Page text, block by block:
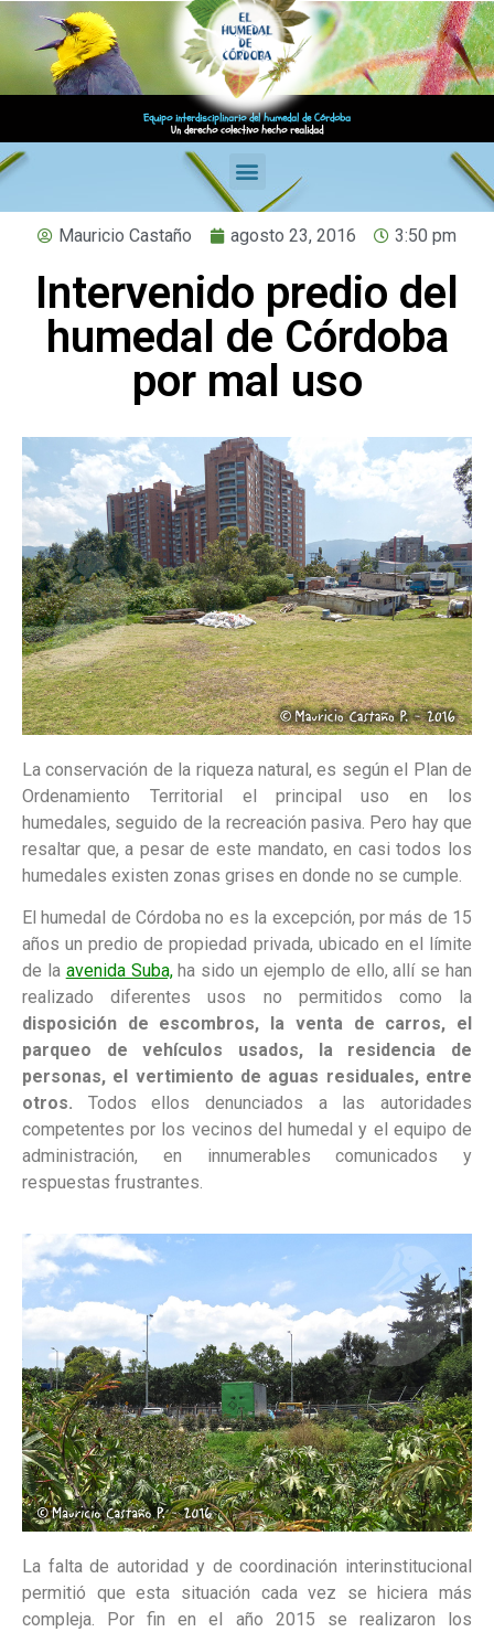
Equipo interdisciplinario del humedal de Córdoba
Un derecho colectivo hecho realidad
Mauricio Castaño agosto 23, 2016 3:50 pm
Intervenido predio del
humedal de Córdoba
por mal uso
La conservación de la riqueza natural, es según el Plan de
Ordenamiento Territorial el principal uso en los
humedales, seguido de la recreación pasiva. Pero hay que
resaltar que, a pesar de este mandato, en casi todos los
humedales existen zonas grises en donde no se cumple.
El humedal de Córdoba no es la excepción, por más de 15
años un predio de propiedad privada, ubicado en el límite
de la avenida Suba,ha sido un ejemplo de ello, allí se han
realizado diferentes usos no permitidos como la
disposición de escombros, la venta de carros, el
parqueo de vehículos usados, la residencia de
personas, el vertimiento de aguas residuales, entre
otros. Todos ellos denunciados a las autoridades
competentes por los vecinos del humedal y el equipo de
administración, en innumerables comunicados y
respuestas frustrantes.
La falta de autoridad y de coordinación interinstitucional
permitió que esta situación cada vez se hiciera más
compleja. Por fin en el año 2015 se realizaron los